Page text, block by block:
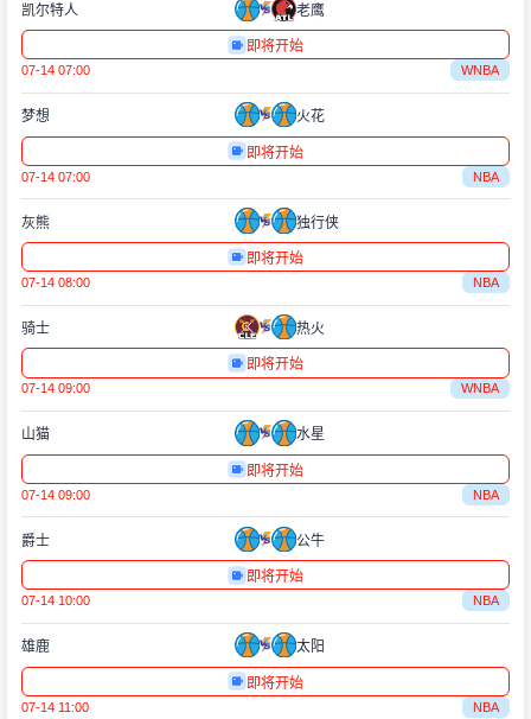
凯尔特人 老鹰
即将开始
07-14 07:00 WNBA
梦想 火花
即将开始
07-14 07:00 NBA
灰熊 独行侠
即将开始
07-14 08:00 NBA
骑士 热火
即将开始
07-14 09:00 WNBA
山猫 水星
即将开始
07-14 09:00 NBA
爵士 公牛
即将开始
07-14 10:00 NBA
雄鹿 太阳
即将开始
07-14 11:00 NBA